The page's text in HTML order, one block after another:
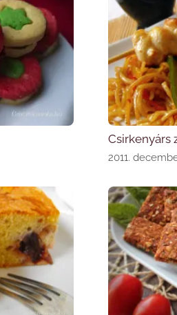
Csirkenyárs
2011.